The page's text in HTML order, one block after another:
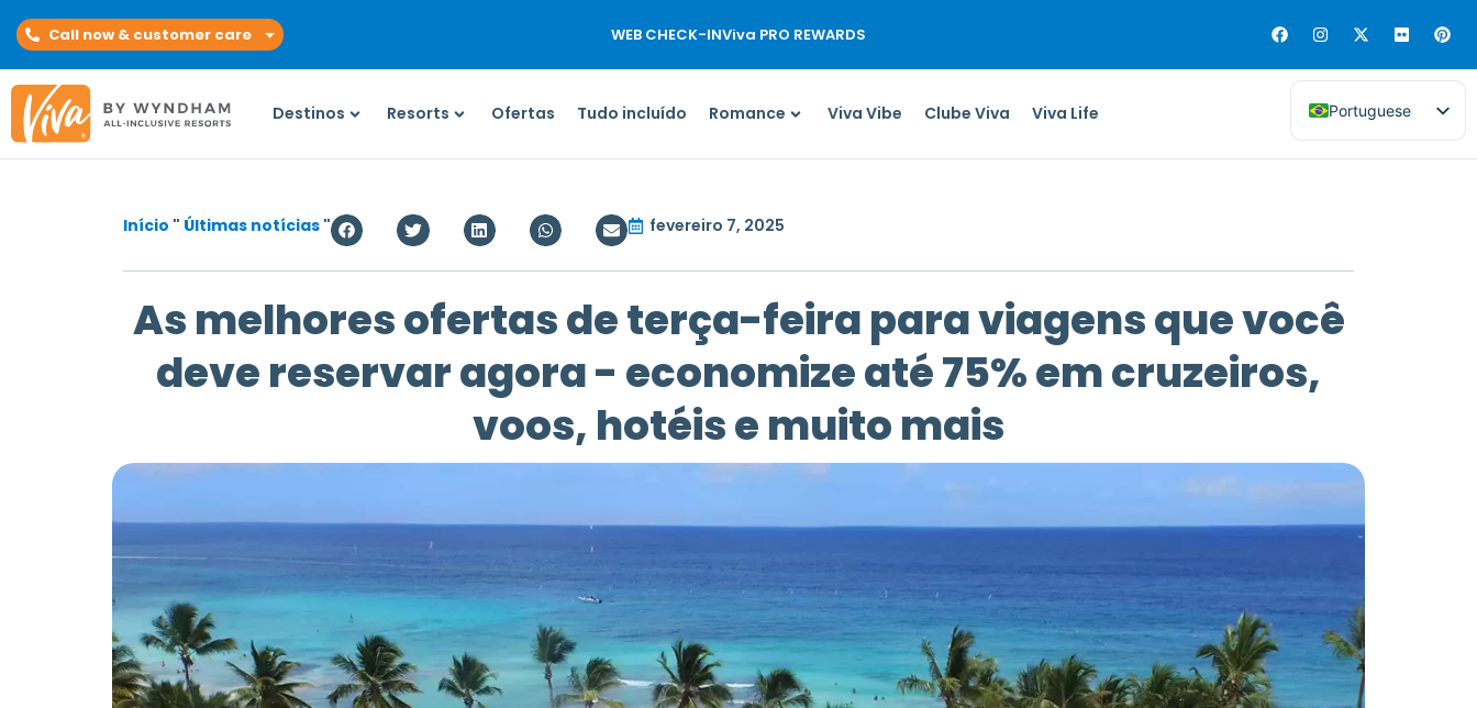
Call now & customer care WEB CHECK-INViva PRO REWARDS
Destinos Resorts Ofertas Tudo incluído Romance Viva Vibe Clube Viva Viva Life Portuguese
Início " Últimas notícias " fevereiro 7, 2025
As melhores ofertas de terça-feira para viagens que você
deve reservar agora - economize até 75% em cruzeiros,
voos, hotéis e muito mais